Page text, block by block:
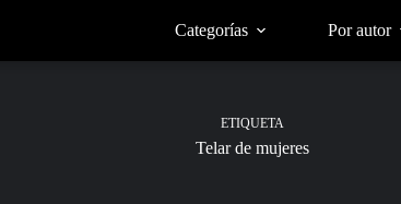
Categorías Por autor
ETIQUETA
Telar de mujeres